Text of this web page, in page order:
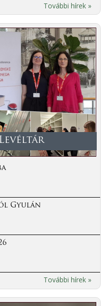
További hírek »
Levéltár
Gyulán
További hírek »